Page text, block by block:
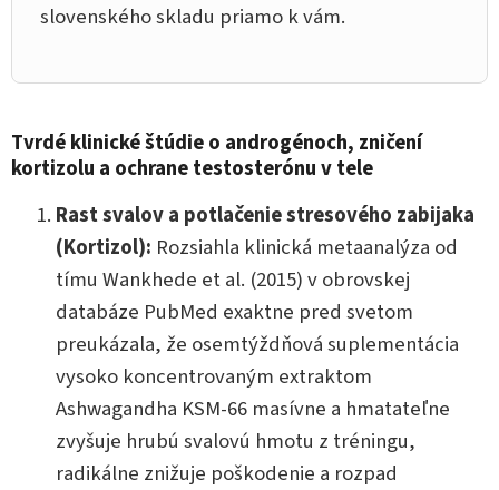
slovenského skladu priamo k vám.
Tvrdé klinické štúdie o androgénoch, zničení
kortizolu a ochrane testosterónu v tele
Rast svalov a potlačenie stresového zabijaka
(Kortizol): Rozsiahla klinická metaanalýza od
tímu Wankhede et al. (2015) v obrovskej
databáze PubMed exaktne pred svetom
preukázala, že osemtýždňová suplementácia
vysoko koncentrovaným extraktom
Ashwagandha KSM-66 masívne a hmatateľne
zvyšuje hrubú svalovú hmotu z tréningu,
radikálne znižuje poškodenie a rozpad